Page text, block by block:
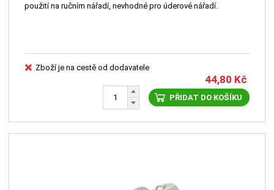
použití na ručním nářadí, nevhodné pro úderové nářadí.
Zboží je na cestě od dodavatele
44,80 Kč
PŘIDAT DO KOŠÍKU